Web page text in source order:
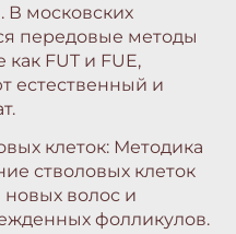
В московских
передовые методы
FUT и FUE,
естественный и
клеток: Методика
стволовых клеток
новых волос и
фолликулов.